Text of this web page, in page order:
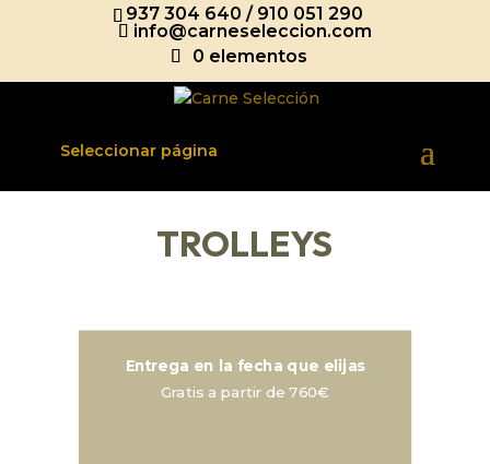
937 304 640 / 910 051 290
info@carneseleccion.com
0 elementos
Seleccionar página
TROLLEYS
Entrega en la fecha que elijas
Gratis a partir de 760€